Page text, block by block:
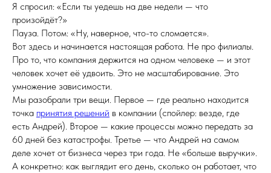
Я спросил: «Если ты уедешь на две недели — что
произойдёт?»
Пауза. Потом: «Ну, наверное, что-то сломается».
Вот здесь и начинается настоящая работа. Не про филиалы.
Про то, что компания держится на одном человеке — и этот
человек хочет её удвоить. Это не масштабирование. Это
умножение зависимости.
Мы разобрали три вещи. Первое — где реально находится
точка принятия решений в компании (спойлер: везде, где
есть Андрей). Второе — какие процессы можно передать за
60 дней без катастрофы. Третье — что Андрей на самом
деле хочет от бизнеса через три года. Не «больше выручки».
А конкретно: как выглядит его день, сколько он работает, что